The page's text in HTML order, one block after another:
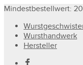
Mindestbestellwert:
Wursthandwerk
Hersteller